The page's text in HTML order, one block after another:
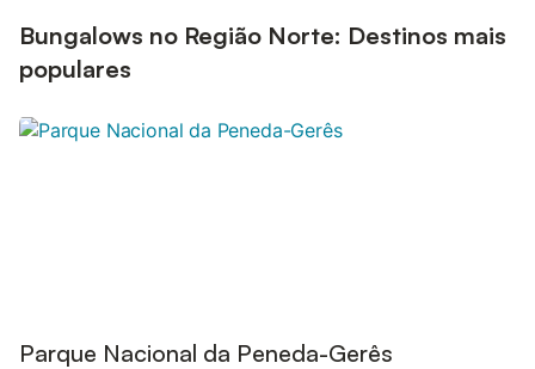
Bungalows no Região Norte: Destinos mais
populares
Parque Nacional da Peneda-Gerês